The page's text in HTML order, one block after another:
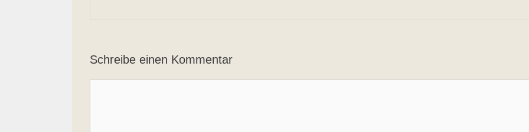
Schreibe einen Kommentar